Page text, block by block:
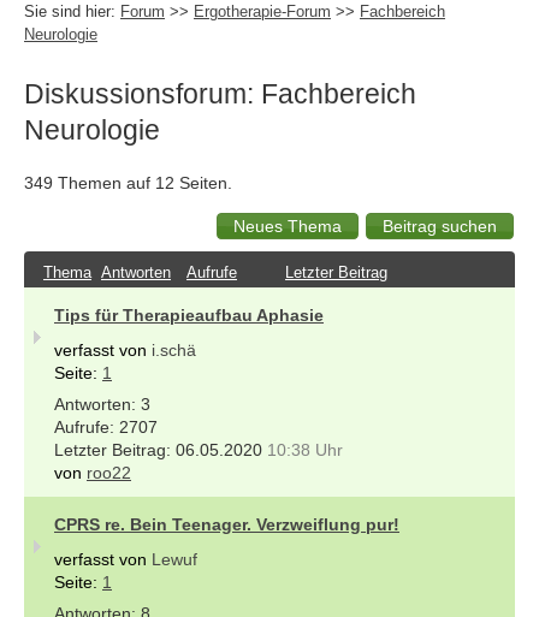
Sie sind hier: Forum >> Ergotherapie-Forum >> Fachbereich
Neurologie
Diskussionsforum: Fachbereich
Neurologie
349 Themen auf 12 Seiten.
Thema Antworten Aufrufe Letzter Beitrag
Tips für Therapieaufbau Aphasie
verfasst von i.schä
Seite: 1
3
2707
06.05.2020 10:38 Uhr
von roo22
CPRS re. Bein Teenager. Verzweiflung pur!
verfasst von Lewuf
Seite: 1